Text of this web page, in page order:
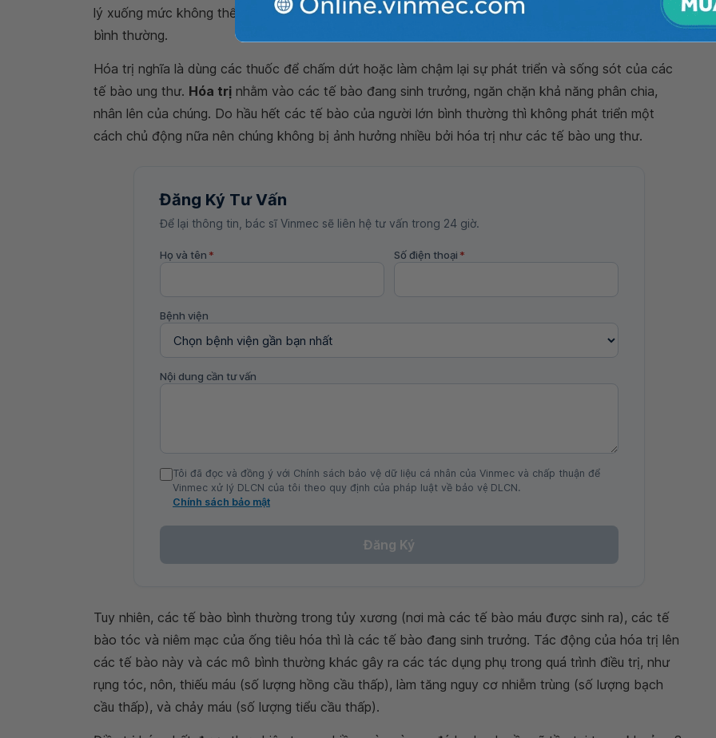
lý xuống mức không thể phát hiện được và do đó giúp hồi phục việc sản sinh ra các tế bào máu
bình thường.
Hóa trị nghĩa là dùng các thuốc để chấm dứt hoặc làm chậm lại sự phát triển và sống sót của các
tế bào ung thư. Hóa trị nhằm vào các tế bào đang sinh trưởng, ngăn chặn khả năng phân chia,
nhân lên của chúng. Do hầu hết các tế bào của người lớn bình thường thì không phát triển một
cách chủ động nữa nên chúng không bị ảnh hưởng nhiều bởi hóa trị như các tế bào ung thư.
Đăng Ký Tư Vấn
Để lại thông tin, bác sĩ Vinmec sẽ liên hệ tư vấn trong 24 giờ.
Họ và tên * Số điện thoại *
Bệnh viện
Nội dung cần tư vấn
Tôi đã đọc và đồng ý với Chính sách bảo vệ dữ liệu cá nhân của Vinmec và chấp thuận để
Vinmec xử lý DLCN của tôi theo quy định của pháp luật về bảo vệ DLCN.
Chính sách bảo mật
Đăng Ký
Tuy nhiên, các tế bào bình thường trong tủy xương (nơi mà các tế bào máu được sinh ra), các tế
bào tóc và niêm mạc của ống tiêu hóa thì là các tế bào đang sinh trưởng. Tác động của hóa trị lên
các tế bào này và các mô bình thường khác gây ra các tác dụng phụ trong quá trình điều trị, như
rụng tóc, nôn, thiếu máu (số lượng hồng cầu thấp), làm tăng nguy cơ nhiễm trùng (số lượng bạch
cầu thấp), và chảy máu (số lượng tiểu cầu thấp).